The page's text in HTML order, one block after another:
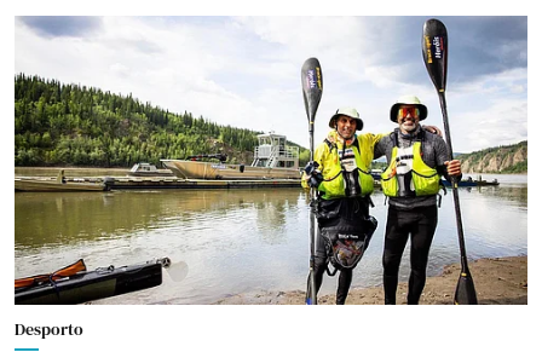
Desporto